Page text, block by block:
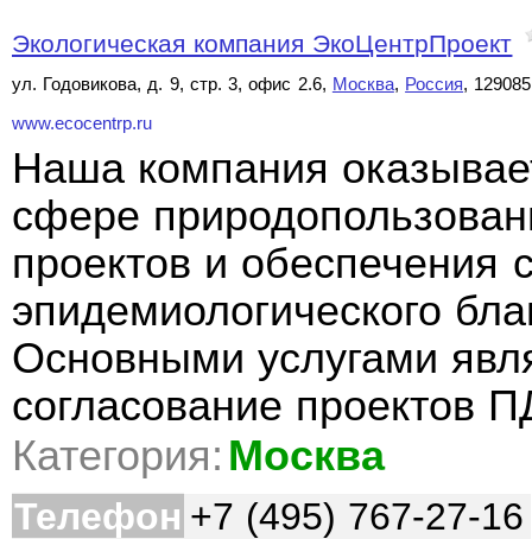
Экологическая компания ЭкоЦентрПроект
ул. Годовикова, д. 9, стр. 3, офис 2.6, Москва, Россия, 129085
www.ecocentrp.ru
Наша компания
сфере
проектов и обеспечения
эпидемиологического
Основными услугами
согласование проектов
Категория: Москва
Телефон +7 (495) 767-27-16